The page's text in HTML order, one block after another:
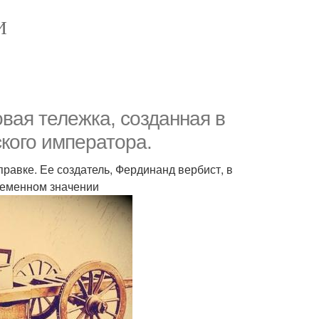
тележка, созданная в
императора.
Ее создатель, Фердинанд вербист, в
значении